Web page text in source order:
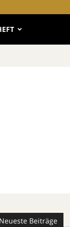
Neueste Beiträge